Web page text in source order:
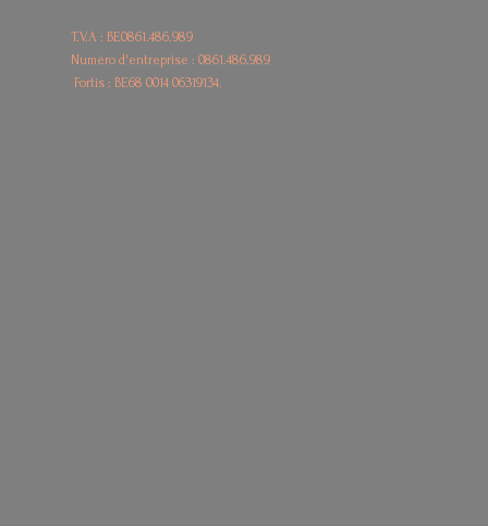
T.V.A : BE0861.486.989
Numéro d'entreprise : 0861.486.989
Fortis : BE680014 06319134.